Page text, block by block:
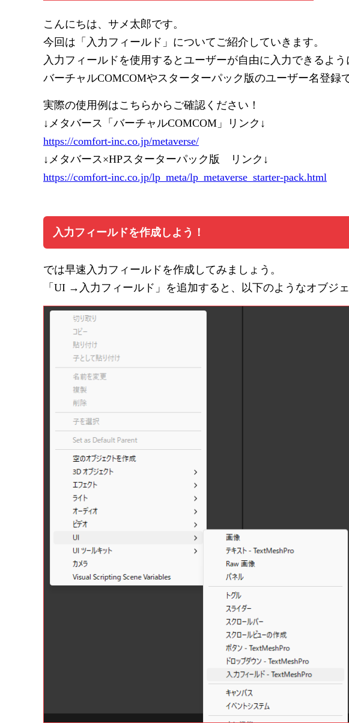
こんにちは、サメ太郎です。
今回は「入力フィールド」についてご紹介していきます。
入力フィールドを使用するとユーザーが自由に入力できるよう
バーチャルCOMCOMやスターターパック版のユーザー名登録
実際の使用例はこちらからご確認ください！
↓メタバース「バーチャルCOMCOM」リンク↓
https://comfort-inc.co.jp/metaverse/
↓メタバース×HPスターターパック版 リンク↓
https://comfort-inc.co.jp/lp_meta/lp_metaverse_starter-pack.html
入力フィールドを作成しよう！
では早速入力フィールドを作成してみましょう。
「UI →入力フィールド」を追加すると、以下のようなオブジ